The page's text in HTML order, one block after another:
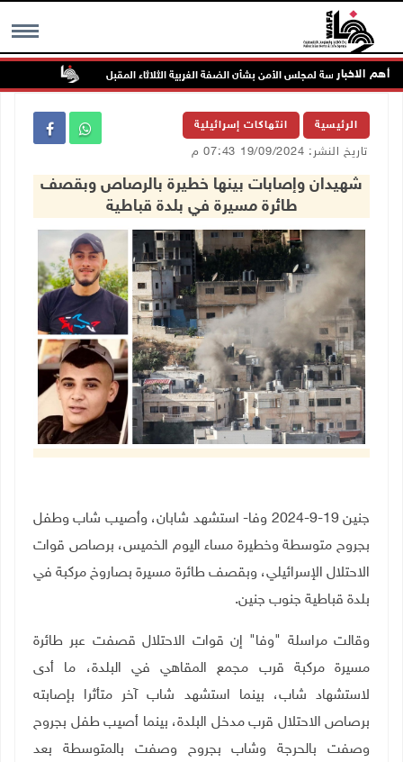
MENU أهم الاخبارجلسة لمجلس الأمن بشأن الضفة الغربية الثلاثاء المقبل
الرئيسية انتهاكات إسرائيلية
تاريخ النشر: 19/09/2024 07:43 م
شهيدان وإصابات بينها خطيرة بالرصاص وبقصف
طائرة مسيرة في بلدة قباطية
جنين 19-9-2024 وفا- استشهد شابان، وأصيب شاب وطفل
بجروح متوسطة وخطيرة مساء اليوم الخميس، برصاص قوات
الاحتلال الإسرائيلي، وبقصف طائرة مسيرة بصاروخ مركبة في
بلدة قباطية جنوب جنين.
وقالت مراسلة "وفا" إن قوات الاحتلال قصفت عبر طائرة
مسيرة مركبة قرب مجمع المقاهي في البلدة، ما أدى
لاستشهاد شاب، بينما استشهد شاب آخر متأثرا بإصابته
برصاص الاحتلال قرب مدخل البلدة، بينما أصيب طفل بجروح
وصفت بالحرجة وشاب بجروح وصفت بالمتوسطة بعد